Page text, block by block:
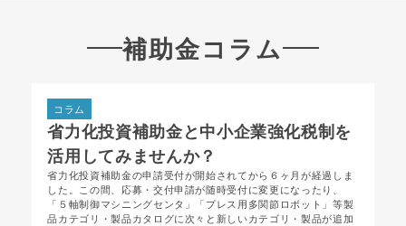
補助金コラム
コラム
省力化投資補助金と中小企業強化税制を
活用してみませんか？
省力化投資補助金の申請受付が開始されてから６ヶ月が経過しま
した。この間、応募・交付申請が随時受付に変更になったり、
「５軸制御マシニングセンタ」「プレス用多関節ロボット」等製
品カテゴリ・製品カタログに次々と新しいカテゴリ・製品が追加